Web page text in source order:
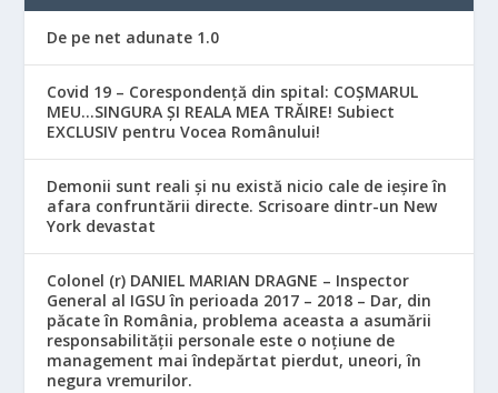
De pe net adunate 1.0
Covid 19 – Corespondență din spital: COȘMARUL
MEU…SINGURA ȘI REALA MEA TRĂIRE! Subiect
EXCLUSIV pentru Vocea Românului!
Demonii sunt reali și nu există nicio cale de ieșire în
afara confruntării directe. Scrisoare dintr-un New
York devastat
Colonel (r) DANIEL MARIAN DRAGNE – Inspector
General al IGSU în perioada 2017 – 2018 – Dar, din
păcate în România, problema aceasta a asumării
responsabilităţii personale este o noţiune de
management mai îndepărtat pierdut, uneori, în
negura vremurilor.